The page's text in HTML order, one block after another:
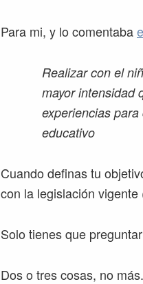
Para mi, y lo comentaba
Realizar con el
mayor intensidad
experiencias
educativo
Cuando definas tu
con la legislación
Solo tienes que
Dos o tres cosas, no más.